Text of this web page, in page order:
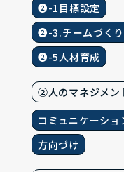
❷-1目標設定
❷-3.チームづくり
❷-5人材育成
②人のマネジメン
コミュニケーショ
方向づけ